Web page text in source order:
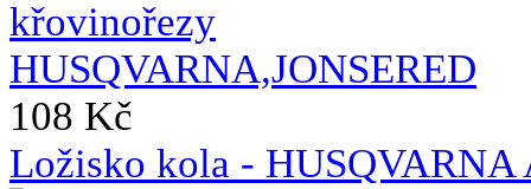
108 Kč
Ložisko kola - HUSQVARNA